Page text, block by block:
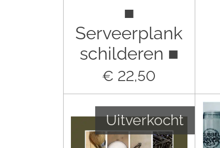
■
Serveerplank
schilderen ■
€ 22,50
Uitverkocht